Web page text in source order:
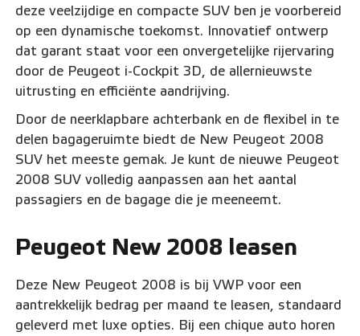
deze veelzijdige en compacte SUV ben je voorbereid
op een dynamische toekomst. Innovatief ontwerp
dat garant staat voor een onvergetelijke rijervaring
door de Peugeot i-Cockpit 3D, de allernieuwste
uitrusting en efficiënte aandrijving.
Door de neerklapbare achterbank en de flexibel in te
delen bagageruimte biedt de New Peugeot 2008
SUV het meeste gemak. Je kunt de nieuwe Peugeot
2008 SUV volledig aanpassen aan het aantal
passagiers en de bagage die je meeneemt.
Peugeot New 2008 leasen
Deze New Peugeot 2008 is bij VWP voor een
aantrekkelijk bedrag per maand te leasen, standaard
geleverd met luxe opties. Bij een chique auto horen